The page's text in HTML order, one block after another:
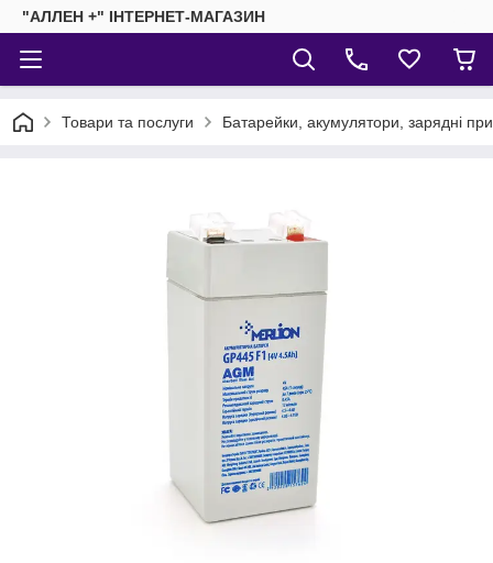
"АЛЛЕН +" ІНТЕРНЕТ-МАГАЗИН
Товари та послуги Батарейки, акумулятори, зарядні